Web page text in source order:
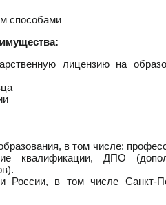
способами
лицензию на
в том числе:
квалификации, ДПО
России, в том числе Санкт-